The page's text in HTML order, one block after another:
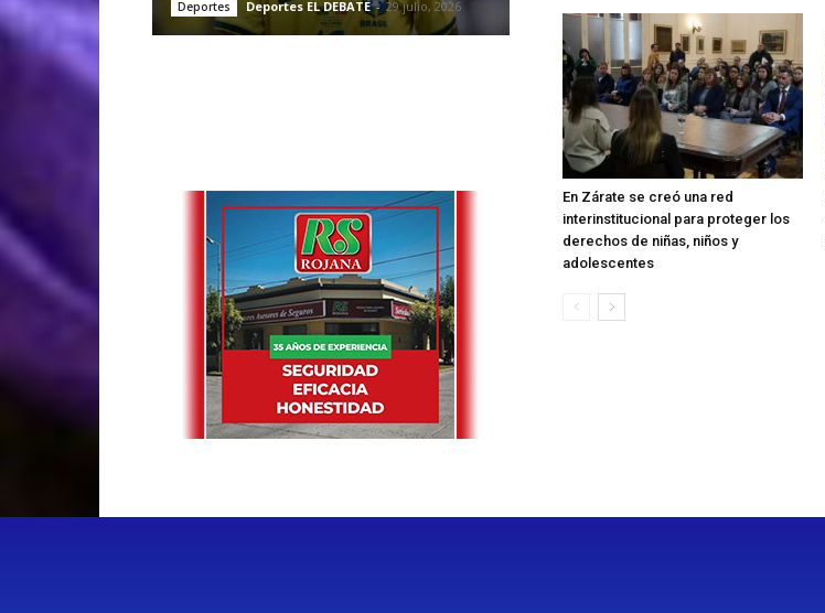
En Zárate se creó una red
interinstitucional para proteger los
derechos de niñas, niños y
adolescentes
Deportes Deportes EL DEBATE - 29 julio, 2026